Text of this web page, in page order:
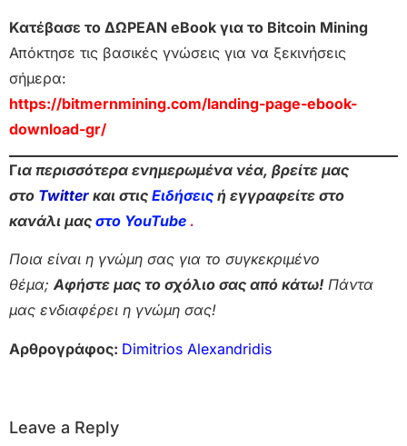
Κατέβασε το ΔΩΡΕΑΝ eBook για το Bitcoin Mining
Απόκτησε τις βασικές γνώσεις για να ξεκινήσεις
σήμερα:
https://bitmernmining.com/landing-page-ebook-
download-gr/
Για περισσότερα ενημερωμένα νέα, βρείτε μας
στο Twitter και στις Ειδήσεις ή εγγραφείτε στο
κανάλι μας στο YouTube .
Ποια είναι η γνώμη σας για το συγκεκριμένο
θέμα;Αφήστε μας το σχόλιο σας από κάτω! Πάντα
μας ενδιαφέρει η γνώμη σας!
Αρθρογράφος: Dimitrios Alexandridis
Leave a Reply